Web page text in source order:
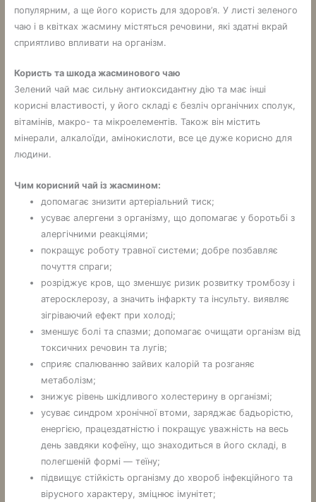
популярним, а ще його користь для здоров’я. У листі зеленого
чаю і в квітках жасмину містяться речовини, які здатні вкрай
сприятливо впливати на організм.
Користь та шкода жасминового чаю
Зелений чай має сильну антиоксидантну дію та має інші
корисні властивості, у його складі є безліч органічних сполук,
вітамінів, макро- та мікроелементів. Також він містить
мінерали, алкалоїди, амінокислоти, все це дуже корисно для
людини.
Чим корисний чай із жасмином:
допомагає знизити артеріальний тиск;
усуває алергени з організму, що допомагає у боротьбі з
алергічними реакціями;
покращує роботу травної системи; добре позбавляє
почуття спраги;
розріджує кров, що зменшує ризик розвитку тромбозу і
атеросклерозу, а значить інфаркту та інсульту. виявляє
зігріваючий ефект при холоді;
зменшує болі та спазми; допомагає очищати організм від
токсичних речовин та лугів;
сприяє спалюванню зайвих калорій та розганяє
метаболізм;
знижує рівень шкідливого холестерину в організмі;
усуває синдром хронічної втоми, заряджає бадьорістю,
енергією, працездатністю і покращує уважність на весь
день завдяки кофеїну, що знаходиться в його складі, в
полегшеній формі — теїну;
підвищує стійкість організму до хвороб інфекційного та
вірусного характеру, зміцнює імунітет;